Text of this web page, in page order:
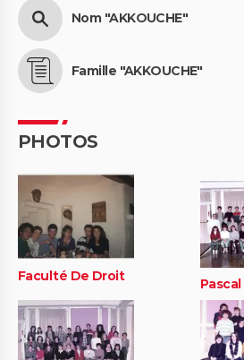
Nom "AKKOUCHE"
Famille "AKKOUCHE"
PHOTOS
Faculté De Droit Pascal